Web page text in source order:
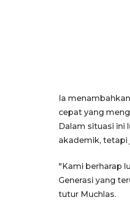
Ia
cepat yang
Dalam situasi ini
akademik, tetapi
"Kami berharap
Generasi yang
tutur Muchlas.